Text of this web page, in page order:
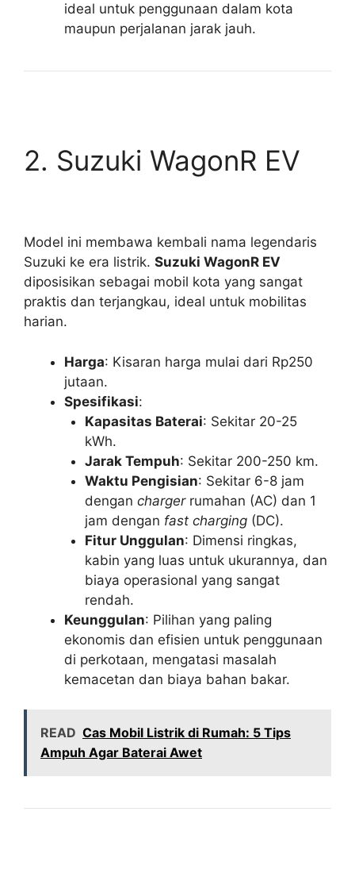
ideal untuk penggunaan dalam kota
maupun perjalanan jarak jauh.
2. Suzuki WagonR EV
Model ini membawa kembali nama legendaris
Suzuki ke era listrik. Suzuki WagonR EV
diposisikan sebagai mobil kota yang sangat
praktis dan terjangkau, ideal untuk mobilitas
harian.
Harga: Kisaran harga mulai dari Rp250
jutaan.
Spesifikasi:
Kapasitas Baterai: Sekitar 20-25
kWh.
Jarak Tempuh: Sekitar 200-250 km.
Waktu Pengisian: Sekitar 6-8 jam
dengan chargerrumahan (AC) dan 1
jam dengan fast charging(DC).
Fitur Unggulan: Dimensi ringkas,
kabin yang luas untuk ukurannya, dan
biaya operasional yang sangat
rendah.
Keunggulan: Pilihan yang paling
ekonomis dan efisien untuk penggunaan
di perkotaan, mengatasi masalah
kemacetan dan biaya bahan bakar.
READ Cas Mobil Listrik di Rumah: 5 Tips
Ampuh Agar Baterai Awet